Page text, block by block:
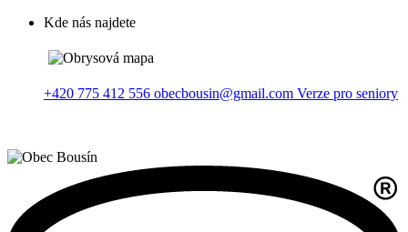
Kde nás najdete
+420 775 412 556 obecbousin@gmail.com Verze pro seniory